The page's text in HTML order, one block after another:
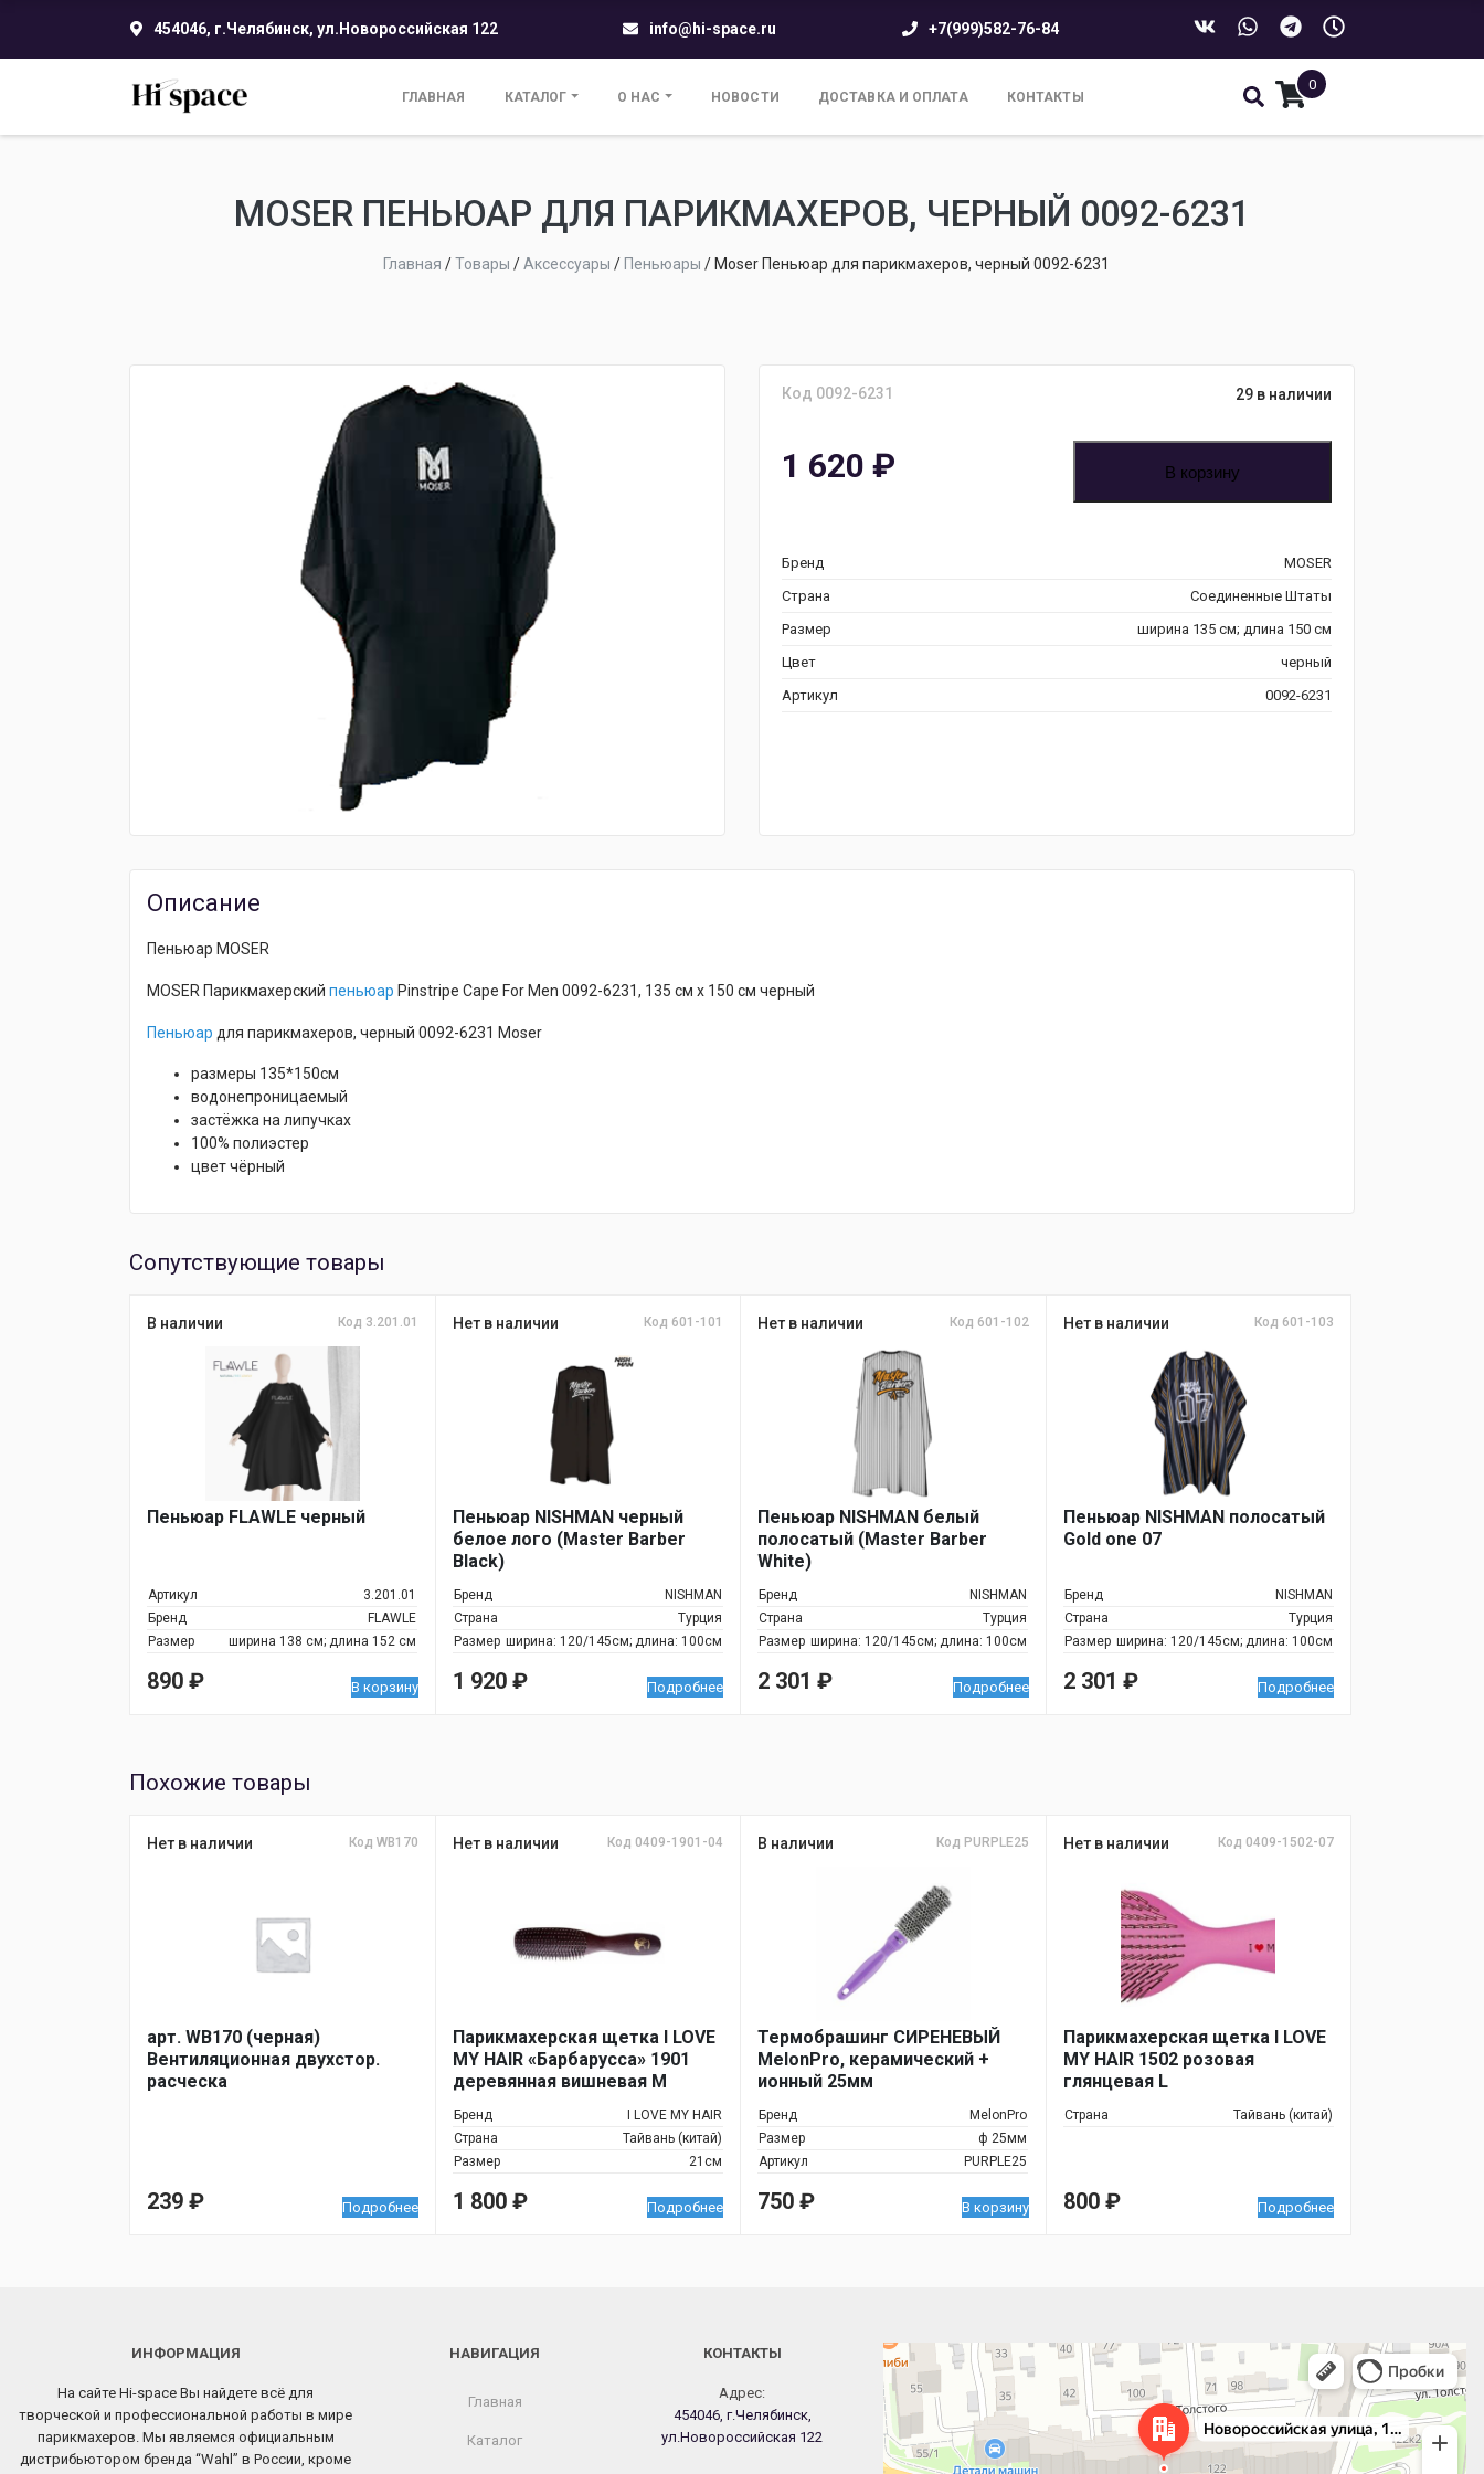
454046, г.Челябинск, ул.Новороссийская 122 info@hi-space.ru +7(999)582-76-84
ГЛАВНАЯ КАТАЛОГ О НАС НОВОСТИ ДОСТАВКА И ОПЛАТА КОНТАКТЫ
0
MOSER ПЕНЬЮАР ДЛЯ ПАРИКМАХЕРОВ, ЧЕРНЫЙ 0092-6231
Главная /Товары /Аксессуары / Пеньюары / Moser Пеньюар для парикмахеров, черный 0092-6231
Код 0092-6231 29 в наличии
1 620 ₽ В корзину
Бренд
MOSER
Страна
Соединенные Штаты
Размер
ширина 135 см; длина 150 см
Цвет
черный
Артикул
0092-6231
Описание
Пеньюар MOSER
MOSER Парикмахерский пеньюар Pinstripe Cape For Men 0092-6231, 135 см x 150 см черный
Пеньюар для парикмахеров, черный 0092-6231 Moser
размеры 135*150см
водонепроницаемый
застёжка на липучках
100% полиэстер
цвет чёрный
Сопутствующие товары
В наличии Код 3.201.01
Пеньюар FLAWLE черный
Артикул
3.201.01
Бренд
FLAWLE
Размер
ширина 138 см; длина 152 см
890 ₽ В корзину
Нет в наличии Код 601-101
Пеньюар NISHMAN черный
белое лого (Master Barber
Black)
Бренд
NISHMAN
Страна
Турция
Размер ширина: 120/145см; длина: 100см
1 920 ₽ Подробнее
Нет в наличии Код 601-102
Пеньюар NISHMAN белый
полосатый (Master Barber
White)
Бренд
NISHMAN
Страна
Турция
Размер ширина: 120/145см; длина: 100см
2 301 ₽ Подробнее
Нет в наличии Код 601-103
Пеньюар NISHMAN полосатый
Gold one 07
Бренд
NISHMAN
Страна
Турция
Размер ширина: 120/145см; длина: 100см
2 301 ₽ Подробнее
Похожие товары
Нет в наличии Код WB170
арт. WB170 (черная)
Вентиляционная двухстор.
расческа
239 ₽ Подробнее
Нет в наличии Код 0409-1901-04
Парикмахерская щетка I LOVE
MY HAIR «Барбарусса» 1901
деревянная вишневая М
Бренд
I LOVE MY HAIR
Страна
Тайвань (китай)
Размер
21см
1 800 ₽ Подробнее
В наличии Код PURPLE25
Термобрашинг СИРЕНЕВЫЙ
MelonPro, керамический +
ионный 25мм
Бренд
MelonPro
Размер
ф 25мм
Артикул
PURPLE25
750 ₽ В корзину
Нет в наличии Код 0409-1502-07
Парикмахерская щетка I LOVE
MY HAIR 1502 розовая
глянцевая L
Страна Тайвань (китай)
800 ₽ Подробнее
ИНФОРМАЦИЯ
На сайте Hi-space Вы найдете всё для
творческой и профессиональной работы в мире
парикмахеров. Мы являемся официальным
дистрибьютором бренда “Wahl” в России, кроме
НАВИГАЦИЯ
Главная
Каталог
КОНТАКТЫ
Адрес:
454046, г.Челябинск,
ул.Новороссийская 122
Челябинск
Новороссийская улица, 122 — Яндекс.Карты